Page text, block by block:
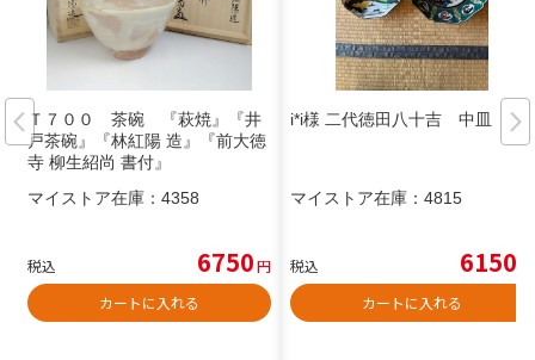
Ｔ７００ 茶碗 『萩焼』『井
戸茶碗』『林紅陽 造』『前大徳
寺 柳生紹尚 書付』
マイストア在庫： 4358
税込 6750円
カートに入れる
i*i様 二代徳田八十吉 中皿
マイストア在庫： 4815
税込 6150
カートに入れる